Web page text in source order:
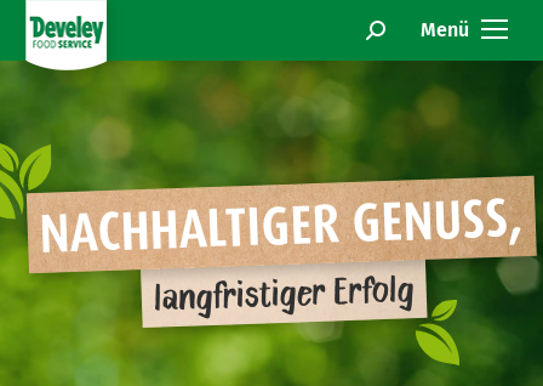
Menü
Search:
NACHHALTIGER GENUSS,
langfristiger Erfolg